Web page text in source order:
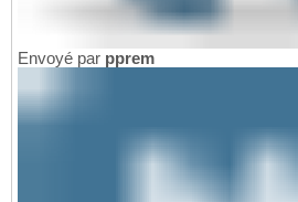
Envoyé par pprem